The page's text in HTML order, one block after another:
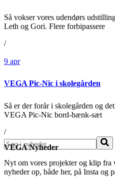
Så vokser vores udendørs
Leth og Gori. Flere forbipassere
/
9 apr
VEGA Pic-Nic i skolegården
Så er der forår i skolegården og
VEGA Pic-Nic bord-bænk-sæt
/
Søg
VEGA Nyheder
Nyt om vores projekter og klip fra
nyheder op, både her, på Insta og